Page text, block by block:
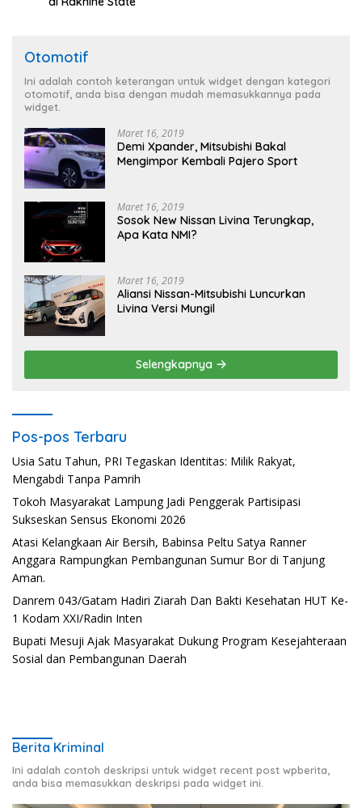
Otomotif
Ini adalah contoh keterangan untuk widget dengan kategori
otomotif, anda bisa dengan mudah memasukkannya pada
widget.
Maret 16, 2019
Demi Xpander, Mitsubishi Bakal
Mengimpor Kembali Pajero Sport
Maret 16, 2019
Sosok New Nissan Livina Terungkap,
Apa Kata NMI?
Maret 16, 2019
Aliansi Nissan-Mitsubishi Luncurkan
Livina Versi Mungil
Selengkapnya
Pos-pos Terbaru
Usia Satu Tahun, PRI Tegaskan Identitas: Milik Rakyat,
Mengabdi Tanpa Pamrih
Tokoh Masyarakat Lampung Jadi Penggerak Partisipasi
Sukseskan Sensus Ekonomi 2026
Atasi Kelangkaan Air Bersih, Babinsa Peltu Satya Ranner
Anggara Rampungkan Pembangunan Sumur Bor di Tanjung
Aman.
Danrem 043/Gatam Hadiri Ziarah Dan Bakti Kesehatan HUT Ke-
1 Kodam XXI/Radin Inten
Bupati Mesuji Ajak Masyarakat Dukung Program Kesejahteraan
Sosial dan Pembangunan Daerah
Berita Kriminal
Ini adalah contoh deskripsi untuk widget recent post wpberita,
anda bisa memasukkan deskripsi pada widget ini.